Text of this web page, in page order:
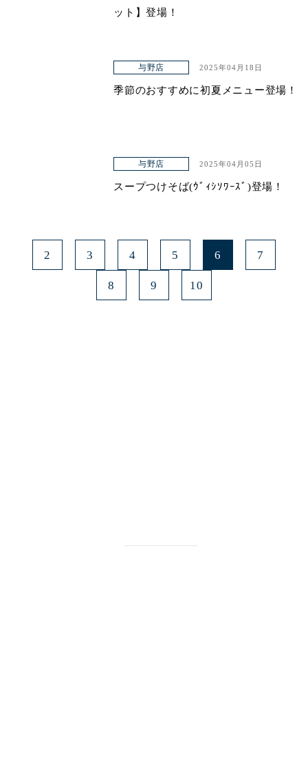
ット】登場！
与野店 2025年04月18日
季節のおすすめに初夏メニュー登場！
与野店 2025年04月05日
スープつけそば(ｳﾞｨｼｿﾜｰｽﾞ)登場！
2 3 4 5 6 7
8 9 10